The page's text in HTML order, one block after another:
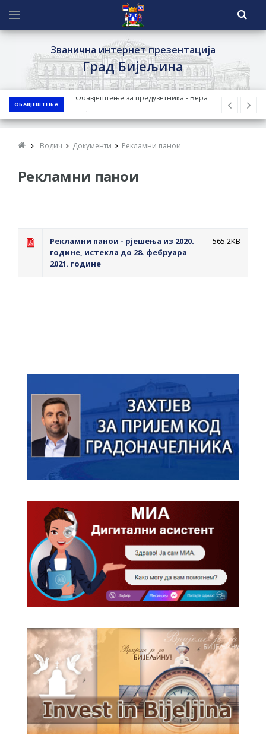
Званична интернет презентација
Град Бијељина
ОБАВЈЕШТЕЊА
ЈАВНИ ПОЗИВ ЗА ПРИЈАВУ
НЕПРОПИСНОГ ОДЛАГАЊА ОТПАДА УЗ
БЕСПОВРАТНИХ СРЕДСТАВА ЗА
Обавјештење за предузетника - Ненад
Нукић
ПРЕЛИМИНАРНA РАНГ ЛИСТA
Обрасци захтјева за регресирано
гориво доступни од 13. марта до 15.
новембра
Захтјев за издавање ПОНОСНЕ КАРТИЦЕ
Обавјештење о забрани саобраћаја 6. и
Ујић
Водич Документи Рекламни панои
Рекламни панои
Рекламни панои - рјешења из 2020.
године, истекла до 28. фебруара
2021. године
565.2KB